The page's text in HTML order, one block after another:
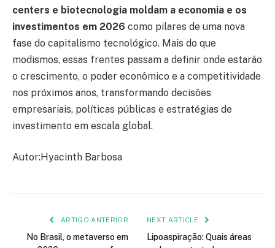
centers e biotecnologia moldam a economia e os
investimentos em 2026 como pilares de uma nova
fase do capitalismo tecnológico. Mais do que
modismos, essas frentes passam a definir onde estarão
o crescimento, o poder econômico e a competitividade
nos próximos anos, transformando decisões
empresariais, políticas públicas e estratégias de
investimento em escala global.
Autor:Hyacinth Barbosa
ARTIGO ANTERIOR
No Brasil, o metaverso em
NEXT ARTICLE
Lipoaspiração: Quais áreas